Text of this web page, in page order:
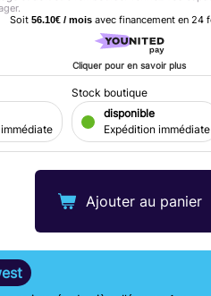
Ajouter au panier
Soit 56.10€ / mois avec financement en 24
Cliquer pour en savoir plus
Stock boutique
disponible
Expédition immédiate